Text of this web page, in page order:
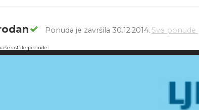
Ponuda je završila 30.12.2014. Sve ponude
ostale ponude